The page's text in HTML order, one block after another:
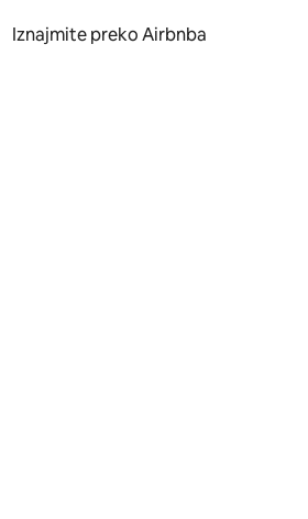
Iznajmite preko Airbnba